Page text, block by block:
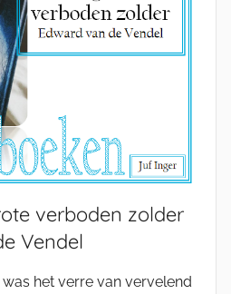
verboden zolder
Vendel
het verre van vervelend